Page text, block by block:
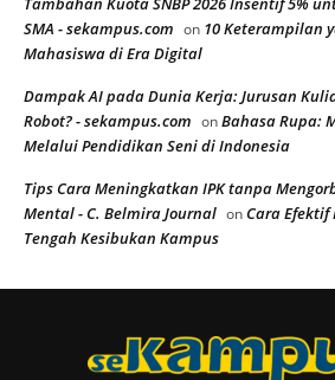
SMA - sekampus.com on 10 Keterampilan
Mahasiswa di Era Digital
Dampak AI pada Dunia Kerja: Jurusan
Robot? - sekampus.com onBahasa Rupa:
Melalui Pendidikan Seni di Indonesia
Tips Cara Meningkatkan IPK tanpa
Mental - C. Belmira Journal onCara Efektif
Tengah Kesibukan Kampus